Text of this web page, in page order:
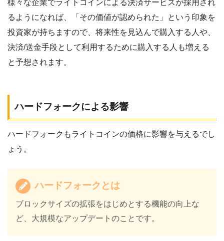
様々な企業でライトコインによる決済サービスが採用され
るようになれば、「その価値が認められた」という印象を
投資家が持ちますので、将来性を見込んで購入する人や、
決済/送金手段として利用するために購入する人も増える
と予想されます。
ハードフォークによる影響
ハードフォークもライトコインの価格に影響を与えるでし
ょう。
ハードフォークとは
ブロックサイズの拡張をはじめとする機能の向上な
ど、大規模なアップデートのことです。